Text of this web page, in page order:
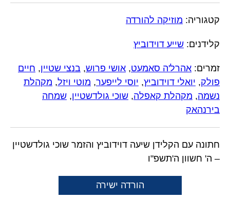
קטגוריה: מוזיקה להורדה
קלידנים: שייע דוידוביץ
זמרים: אהרל'ה סאמעט, אושי פרוש, בנצי שטיין, חיים
פולק, יואלי דוידוביץ, יוסי לייפער, מוטי ויזל, מקהלת
נשמה, מקהלת קאפלה, שוכי גולדשטיין, שמחה
בירנהאק
חתונה עם הקלידן שיעה דוידוביץ והזמר שוכי גולדשטיין
– ה' חשוון ה'תשפ"ו
הורדה ישירה